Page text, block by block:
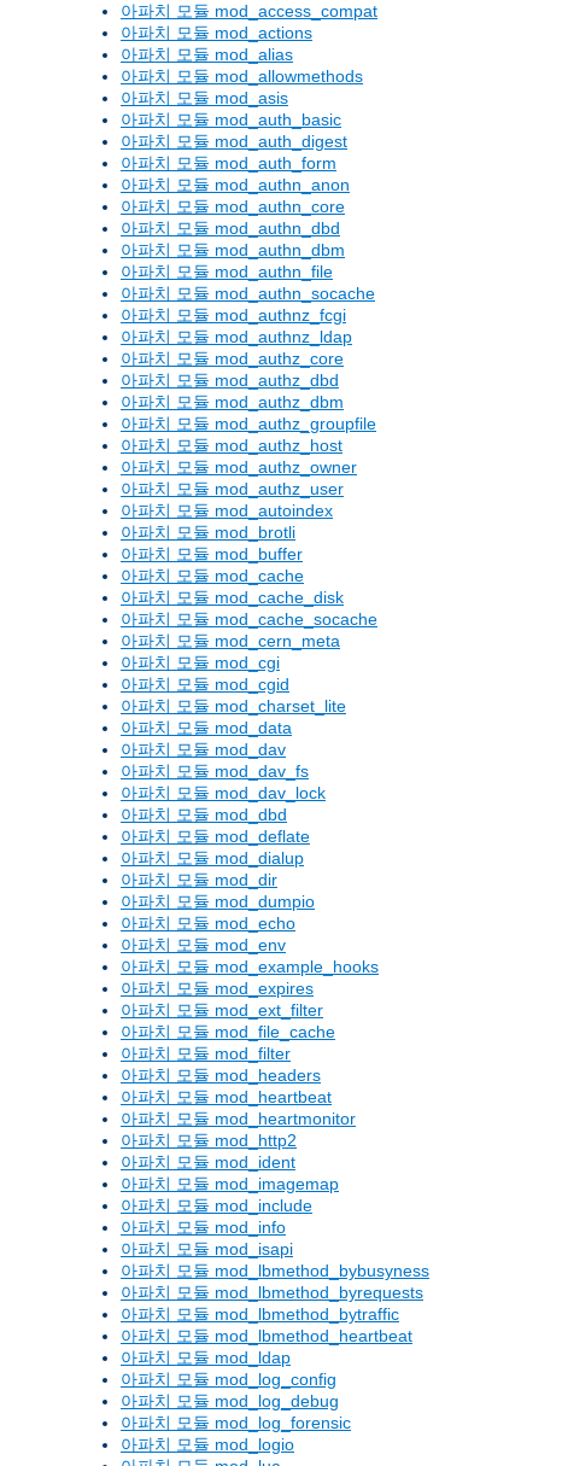
아파치 모듈 mod_access_compat
아파치 모듈 mod_actions
아파치 모듈 mod_alias
아파치 모듈 mod_allowmethods
아파치 모듈 mod_asis
아파치 모듈 mod_auth_basic
아파치 모듈 mod_auth_digest
아파치 모듈 mod_auth_form
아파치 모듈 mod_authn_anon
아파치 모듈 mod_authn_core
아파치 모듈 mod_authn_dbd
아파치 모듈 mod_authn_dbm
아파치 모듈 mod_authn_file
아파치 모듈 mod_authn_socache
아파치 모듈 mod_authnz_fcgi
아파치 모듈 mod_authnz_ldap
아파치 모듈 mod_authz_core
아파치 모듈 mod_authz_dbd
아파치 모듈 mod_authz_dbm
아파치 모듈 mod_authz_groupfile
아파치 모듈 mod_authz_host
아파치 모듈 mod_authz_owner
아파치 모듈 mod_authz_user
아파치 모듈 mod_autoindex
아파치 모듈 mod_brotli
아파치 모듈 mod_buffer
아파치 모듈 mod_cache
아파치 모듈 mod_cache_disk
아파치 모듈 mod_cache_socache
아파치 모듈 mod_cern_meta
아파치 모듈 mod_cgi
아파치 모듈 mod_cgid
아파치 모듈 mod_charset_lite
아파치 모듈 mod_data
아파치 모듈 mod_dav
아파치 모듈 mod_dav_fs
아파치 모듈 mod_dav_lock
아파치 모듈 mod_dbd
아파치 모듈 mod_deflate
아파치 모듈 mod_dialup
아파치 모듈 mod_dir
아파치 모듈 mod_dumpio
아파치 모듈 mod_echo
아파치 모듈 mod_env
아파치 모듈 mod_example_hooks
아파치 모듈 mod_expires
아파치 모듈 mod_ext_filter
아파치 모듈 mod_file_cache
아파치 모듈 mod_filter
아파치 모듈 mod_headers
아파치 모듈 mod_heartbeat
아파치 모듈 mod_heartmonitor
아파치 모듈 mod_http2
아파치 모듈 mod_ident
아파치 모듈 mod_imagemap
아파치 모듈 mod_include
아파치 모듈 mod_info
아파치 모듈 mod_isapi
아파치 모듈 mod_lbmethod_bybusyness
아파치 모듈 mod_lbmethod_byrequests
아파치 모듈 mod_lbmethod_bytraffic
아파치 모듈 mod_lbmethod_heartbeat
아파치 모듈 mod_ldap
아파치 모듈 mod_log_config
아파치 모듈 mod_log_debug
아파치 모듈 mod_log_forensic
아파치 모듈 mod_logio